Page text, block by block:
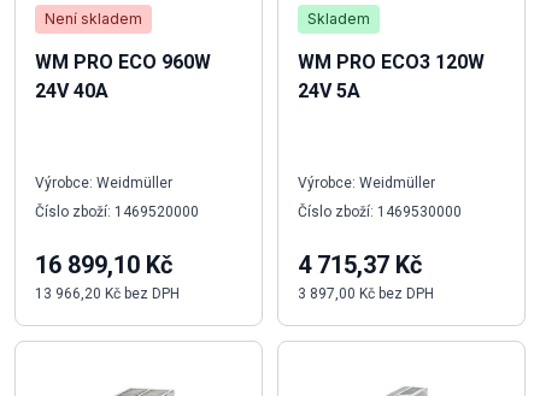
Není skladem
WM PRO ECO 960W
24V 40A
Výrobce: Weidmüller
Číslo zboží: 1469520000
16 899,10 Kč
13 966,20 Kč bez DPH
Skladem
WM PRO ECO3 120W
24V 5A
Výrobce: Weidmüller
Číslo zboží: 1469530000
4 715,37 Kč
3 897,00 Kč bez DPH